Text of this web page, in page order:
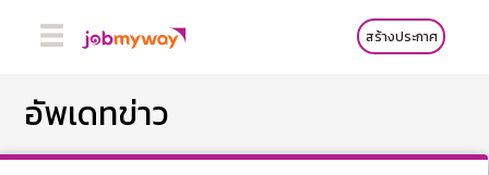
สร้างประกาศ
อัพเดทข่าว